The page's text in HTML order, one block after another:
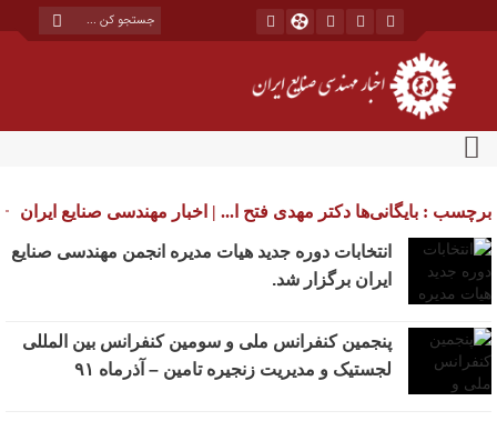
برچسب : بایگانی‌ها دکتر مهدی فتح ا... | اخبار مهندسی صنایع ایران
انتخابات دوره جدید هیات مدیره انجمن مهندسی صنایع
ایران برگزار شد.
پنجمین کنفرانس ملی و سومین کنفرانس بین المللی
لجستیک و مدیریت زنجیره تامین – آذرماه ۹۱